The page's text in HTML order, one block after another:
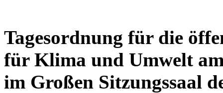
Tagesordnung für die
für Klima und Umwelt
im Großen Sitzungssaal